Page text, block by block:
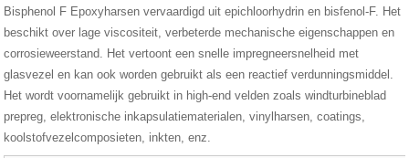
Bisphenol F Epoxyharsen vervaardigd uit epichloorhydrin en bisfenol-F. Het
beschikt over lage viscositeit, verbeterde mechanische eigenschappen en
corrosieweerstand. Het vertoont een snelle impregneersnelheid met
glasvezel en kan ook worden gebruikt als een reactief verdunningsmiddel.
Het wordt voornamelijk gebruikt in high-end velden zoals windturbineblad
prepreg, elektronische inkapsulatiematerialen, vinylharsen, coatings,
koolstofvezelcomposieten, inkten, enz.